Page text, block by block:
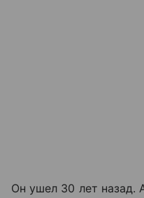
Он ушел 30 лет назад.